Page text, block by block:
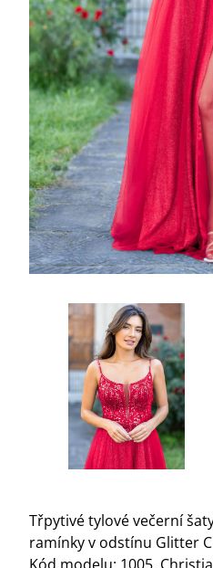
Třpytivé tylové večerní
ramínky v odstínu Glitter